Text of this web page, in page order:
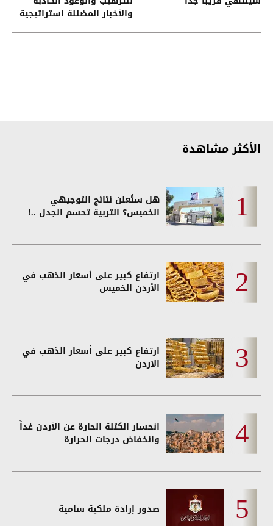
والأخبار المضللة استراتيجية
الأكثر مشاهدة
هل ستُعلن نتائج التوجيهي
الخميس؟ التربية تحسم الجدل ..!
ارتفاع كبير على أسعار الذهب في
الأردن الخميس
ارتفاع كبير على أسعار الذهب في
الاردن
انحسار الكتلة الحارة عن الأردن غداً
وانخفاض درجات الحرارة
صدور إرادة ملكية سامية